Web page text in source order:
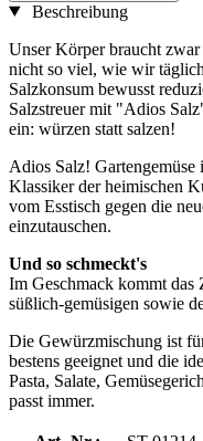
Beschreibung
Unser Körper braucht
nicht so viel, wie wir
Salzkonsum bewusst
Salzstreuer mit "Adios
ein: würzen statt salzen!
Adios Salz!
Klassiker der heimischen
vom Esstisch gegen die
einzutauschen.
Und so schmeckt's
Im Geschmack kommt das
süßlich-gemüsigen sowie
Die Gewürzmischung ist
bestens geeignet und die
Pasta, Salate,
passt immer.